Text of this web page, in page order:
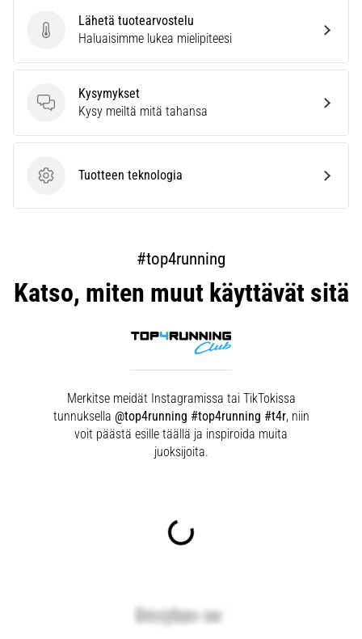
Lähetä tuotearvostelu
Lähetä tuotearvostelu
Haluaisimme lukea mielipiteesi
Kysymykset
Kysymykset
Kysy meiltä mitä tahansa
Tuotteen teknologia
Tuotteen teknologia
#top4running
Katso, miten muut käyttävät sitä
Merkitse meidät Instagramissa tai TikTokissa
tunnuksella @top4running #top4running #t4r, niin
voit päästä esille täällä ja inspiroida muita
juoksijoita.